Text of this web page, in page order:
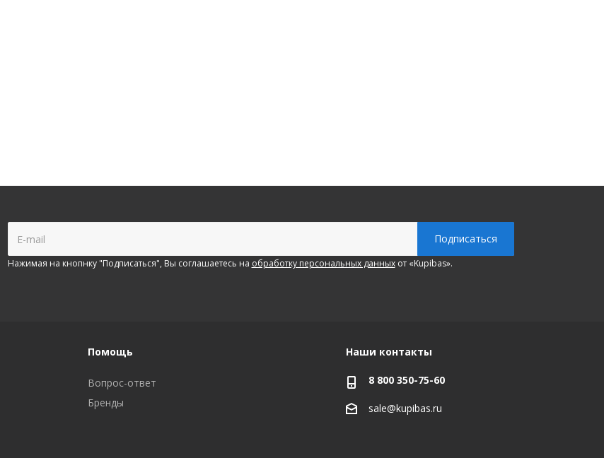
Нажимая на кнопнку "Подписаться", Вы соглашаетесь на обработку персональных данныхот «Kupibas».
Помощь
Вопрос-ответ
Бренды
Наши контакты
8 800 350-75-60
sale@kupibas.ru